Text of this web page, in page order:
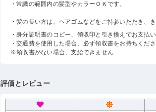
・常識の範囲内の髪型やカラーＯＫです。
・髪の長い方は、ヘアゴムなどをご持参いただき、
・身分証明書のコピー、領収印と引き換えでお支払い
・交通費を使用した場合、必ず領収書をお持ちくださ
※領収書がない場合、支給できません
評価とレビュー